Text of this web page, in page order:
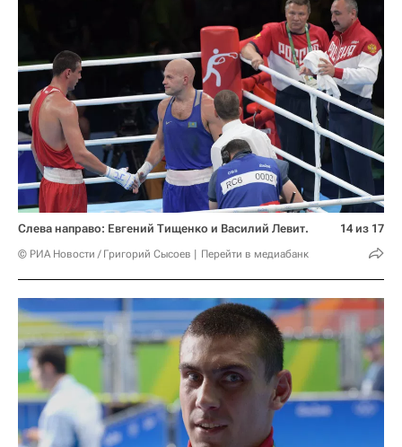
Слева направо: Евгений Тищенко и Василий Левит.
© РИА Новости / Григорий Сысоев Перейти в медиабанк
14 из 17